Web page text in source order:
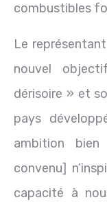
combustibles
Le
nouvel
dérisoire » et
pays
ambition
convenu]
capacité à